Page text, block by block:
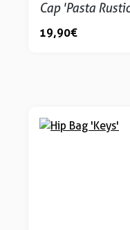
Cap 'Pasta
19,90 €